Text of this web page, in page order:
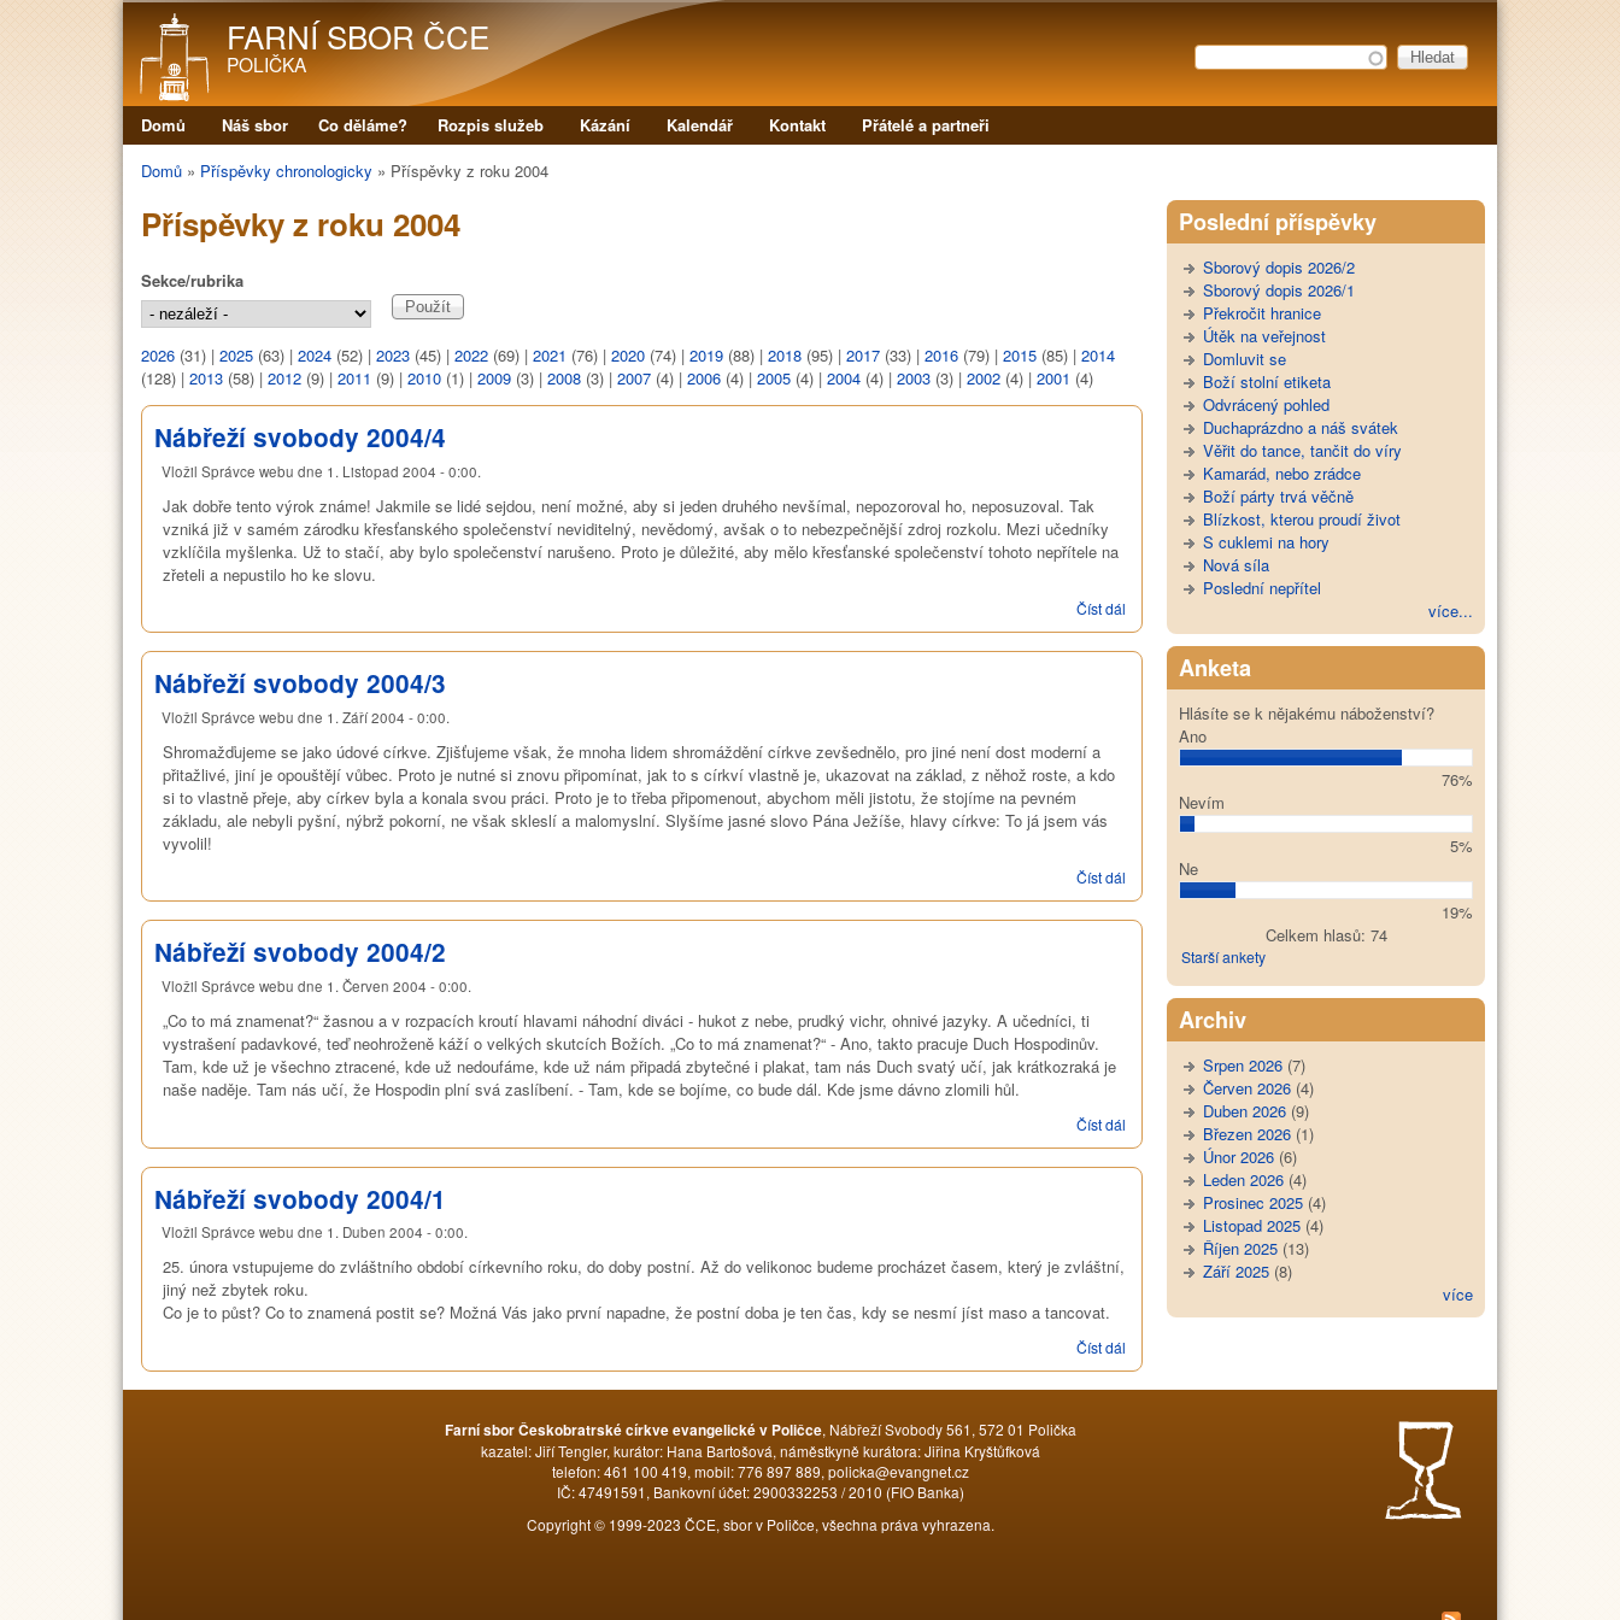
FARNÍ SBOR ČCE
POLIČKA Vyhledávání
Hledat
Hlavní menu
Domů Náš sbor Co děláme? Rozpis služeb Kázání Kalendář Kontakt Přátelé a partneři
Jste zde
Domů » Příspěvky chronologicky » Příspěvky z roku 2004
Příspěvky z roku 2004
Sekce/rubrika
2026 (31) | 2025 (63) | 2024 (52) | 2023 (45) | 2022 (69) | 2021 (76) | 2020 (74) | 2019 (88) | 2018 (95) | 2017 (33) | 2016 (79) | 2015 (85) | 2014
(128) | 2013 (58) | 2012 (9) | 2011 (9) | 2010 (1) | 2009 (3) | 2008 (3) | 2007 (4) | 2006 (4) | 2005 (4) | 2004 (4) | 2003 (3) | 2002 (4) | 2001 (4)
Nábřeží svobody 2004/4
Vložil Správce webu dne 1. Listopad 2004 - 0:00.
Jak dobře tento výrok známe! Jakmile se lidé sejdou, není možné, aby si jeden druhého nevšímal, nepozoroval ho, neposuzoval. Tak
vzniká již v samém zárodku křesťanského společenství neviditelný, nevědomý, avšak o to nebezpečnější zdroj rozkolu. Mezi učedníky
vzklíčila myšlenka. Už to stačí, aby bylo společenství narušeno. Proto je důležité, aby mělo křesťanské společenství tohoto nepřítele na
zřeteli a nepustilo ho ke slovu.
Číst dál
Nábřeží svobody 2004/3
Vložil Správce webu dne 1. Září 2004 - 0:00.
Shromažďujeme se jako údové církve. Zjišťujeme však, že mnoha lidem shromáždění církve zevšednělo, pro jiné není dost moderní a
přitažlivé, jiní je opouštějí vůbec. Proto je nutné si znovu připomínat, jak to s církví vlastně je, ukazovat na základ, z něhož roste, a kdo
si to vlastně přeje, aby církev byla a konala svou práci. Proto je to třeba připomenout, abychom měli jistotu, že stojíme na pevném
základu, ale nebyli pyšní, nýbrž pokorní, ne však skleslí a malomyslní. Slyšíme jasné slovo Pána Ježíše, hlavy církve: To já jsem vás
vyvolil!
Číst dál Nábřeží svobody 2004/3
Nábřeží svobody 2004/2
Vložil Správce webu dne 1. Červen 2004 - 0:00.
„Co to má znamenat?“ žasnou a v rozpacích kroutí hlavami náhodní diváci - hukot z nebe, prudký vichr, ohnivé jazyky. A učedníci, ti
vystrašení padavkové, teď neohroženě káží o velkých skutcích Božích. „Co to má znamenat?“ - Ano, takto pracuje Duch Hospodinův.
Tam, kde už je všechno ztracené, kde už nedoufáme, kde už nám připadá zbytečné i plakat, tam nás Duch svatý učí, jak krátkozraká je
naše naděje. Tam nás učí, že Hospodin plní svá zaslíbení. - Tam, kde se bojíme, co bude dál. Kde jsme dávno zlomili hůl.
Číst dál Nábřeží svobody 2004/2
Nábřeží svobody 2004/1
Vložil Správce webu dne 1. Duben 2004 - 0:00.
25. února vstupujeme do zvláštního období církevního roku, do doby postní. Až do velikonoc budeme procházet časem, který je zvláštní,
jiný než zbytek roku.
Co je to půst? Co to znamená postit se? Možná Vás jako první napadne, že postní doba je ten čas, kdy se nesmí jíst maso a tancovat.
Číst dál
Poslední příspěvky
Sborový dopis 2026/2
Sborový dopis 2026/1
Překročit hranice
Útěk na veřejnost
Domluvit se
Boží stolní etiketa
Odvrácený pohled
Duchaprázdno a náš svátek
Věřit do tance, tančit do víry
Kamarád, nebo zrádce
Boží párty trvá věčně
Blízkost, kterou proudí život
S cuklemi na hory
Nová síla
Poslední nepřítel
více...
Anketa
Hlásíte se k nějakému náboženství?
Ano
76%
Nevím
5%
Ne
19%
Celkem hlasů: 74
Starší ankety
Archiv
Srpen 2026 (7)
Červen 2026 (4)
Duben 2026 (9)
Březen 2026 (1)
Únor 2026 (6)
Leden 2026 (4)
Prosinec 2025 (4)
Listopad 2025 (4)
Říjen 2025 (13)
Září 2025 (8)
více
Farní sbor Českobratrské církve evangelické v Poličce, Nábřeží Svobody 561, 572 01 Polička
kazatel: Jiří Tengler, kurátor: Hana Bartošová, náměstkyně kurátora: Jiřina Kryštůfková
telefon: 461 100 419, mobil: 776 897 889, policka@evangnet.cz
IČ: 47491591, Bankovní účet: 2900332253 / 2010 (FIO Banka)
Copyright © 1999-2023 ČCE, sbor v Poličce, všechna práva vyhrazena.